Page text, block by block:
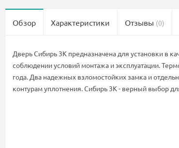
Обзор Характеристики Отзывы (0)
Дверь Сибирь 3К предназначена для установки в
соблюдении условий монтажа и эксплуатации.
года. Два надежных взломостойких замка и
контурам уплотнения. Сибирь 3К - верный выбор